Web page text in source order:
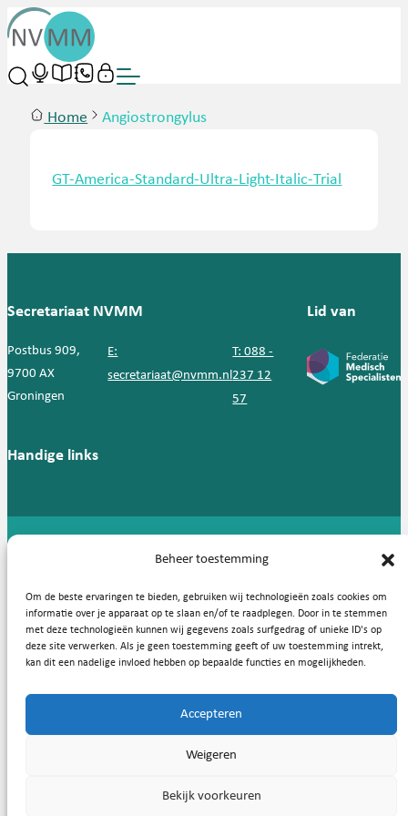
Beheer toestemming
Om de beste ervaringen te bieden, gebruiken wij technologieën zoals cookies om
informatie over je apparaat op te slaan en/of te raadplegen. Door in te stemmen
met deze technologieën kunnen wij gegevens zoals surfgedrag of unieke ID's op
deze site verwerken. Als je geen toestemming geeft of uw toestemming intrekt,
kan dit een nadelige invloed hebben op bepaalde functies en mogelijkheden.
Accepteren
Weigeren
Bekijk voorkeuren
Home Angiostrongylus
GT-America-Standard-Ultra-Light-Italic-Trial
Secretariaat NVMM
Postbus 909,
9700 AX
Groningen
E:
secretariaat@nvmm.nl
T: 088 -
237 12
57
Lid van
Handige links
Copyright © 2026, Nederlandse Vereniging voor Medische
Privacy statement Cookies